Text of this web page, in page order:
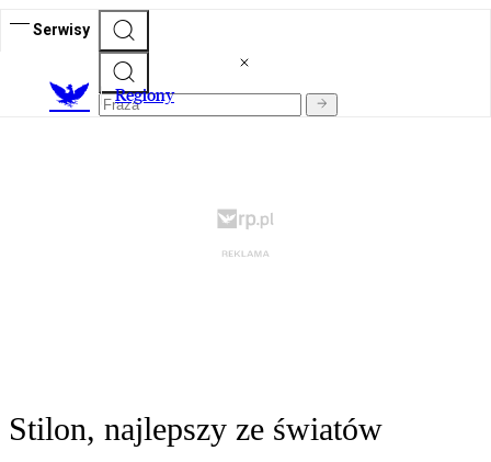
Serwisy
Regiony
Stilon, najlepszy ze światów